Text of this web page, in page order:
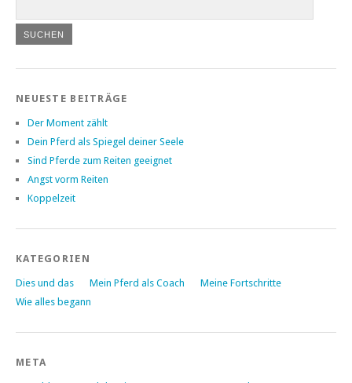
NEUESTE BEITRÄGE
Der Moment zählt
Dein Pferd als Spiegel deiner Seele
Sind Pferde zum Reiten geeignet
Angst vorm Reiten
Koppelzeit
KATEGORIEN
Dies und das Mein Pferd als Coach
Meine Fortschritte
Wie alles begann
META